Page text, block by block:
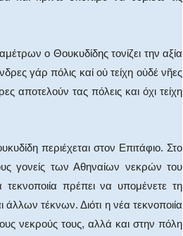
ο Θουκυδίδης τονίζει την αξία
γάρ πόλις καί οὐ τείχη οὐδέ νῆες
αποτελούν τας πόλεις και όχι τείχη
περιέχεται στον Επιτάφιο. Στο
γονείς των Αθηναίων νεκρών του
πρέπει να υπομένετε τη
τέκνων. Διότι η νέα τεκνοποιία
νεκρούς τους, αλλά και στην πόλη